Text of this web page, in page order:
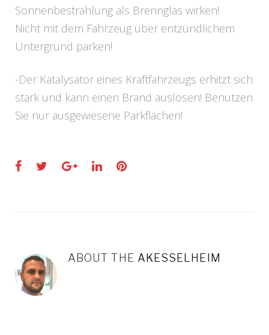
Sonnenbestrahlung als Brennglas wirken!
Nicht mit dem Fahrzeug über entzündlichem
Untergrund parken!
-Der Katalysator eines Kraftfahrzeugs erhitzt sich
stark und kann einen Brand auslösen! Benutzen
Sie nur ausgewiesene Parkflächen!
Facebook
TwitterGoogle+LinkedInPinterest
ABOUT THE AKESSELHEIM